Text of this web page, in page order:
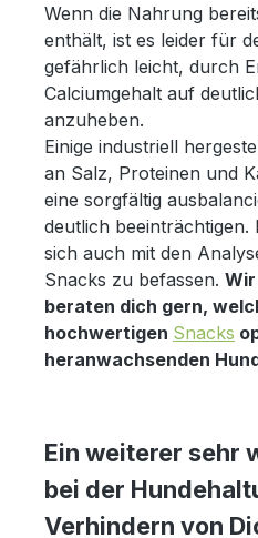
Wenn die Nahrung
enthält, ist es leider für
gefährlich leicht, durch
Calciumgehalt auf
anzuheben.
Einige industriell
an Salz, Proteinen und
eine sorgfältig
deutlich beeinträchtigen.
sich auch mit den
Snacks zu befassen. Wir
beraten dich gern,
hochwertigen Snacks
heranwachsenden
Ein weiterer sehr
bei der
Verhindern von